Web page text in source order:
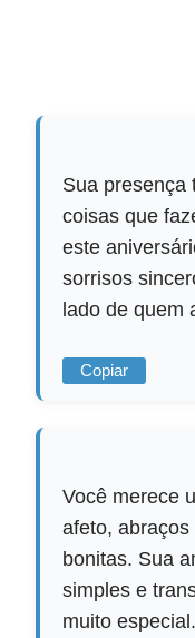
Sua presença
coisas que
este
sorrisos
lado de quem
Copiar
Você merece
afeto,
bonitas. Sua
simples e
muito especial.